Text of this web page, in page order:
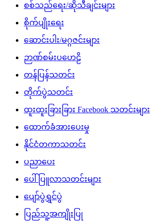
စစ်သည်ရေး/ဆိုသီချင်းများ
စိုက်ပျိုးရေး
ဆောင်းပါး/မဂ္ဂဇင်းများ
ဉာဏ်စမ်းပဟေဠိ
တန်ပြန်သတင်း
တိုက်ပွဲသတင်း
ထူးထူးခြားခြား Facebook သတင်းများ
ထောက်ခံအားပေးမှု
နိုင်ငံတကာသတင်း
ပညာပေး
ပေါ်ပြူလာသတင်းများ
ပျော်ပွဲရွှင်ပွဲ
ပြည်သူ့အကျိုးပြု